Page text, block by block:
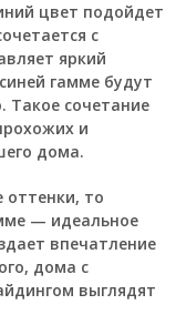
цвет подойдет
с
яркий
гамме будут
Такое сочетание
и
дома.
оттенки, то
— идеальное
впечатление
дома с
выглядят